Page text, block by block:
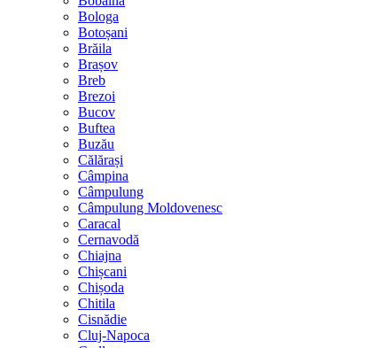
Bologa
Botoșani
Brăila
Brașov
Breb
Brezoi
Bucov
Buftea
Buzău
Călărași
Câmpina
Câmpulung
Câmpulung Moldovenesc
Caracal
Cernavodă
Chiajna
Chișcani
Chișoda
Chitila
Cisnădie
Cluj-Napoca